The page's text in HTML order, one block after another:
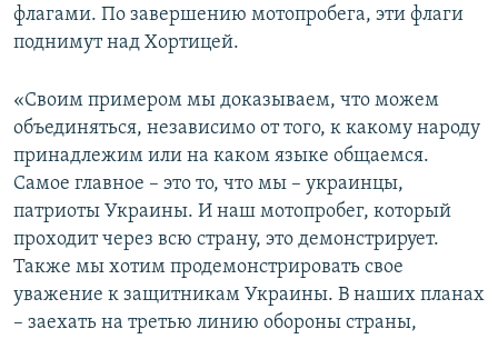
флагами. По завершению мотопробега, эти флаги
поднимут над Хортицей.
«Своим примером мы доказываем, что можем
объединяться, независимо от того, к какому народу
принадлежим или на каком языке общаемся.
Самое главное – это то, что мы – украинцы,
патриоты Украины. И наш мотопробег, который
проходит через всю страну, это демонстрирует.
Также мы хотим продемонстрировать свое
уважение к защитникам Украины. В наших планах
– заехать на третью линию обороны страны,